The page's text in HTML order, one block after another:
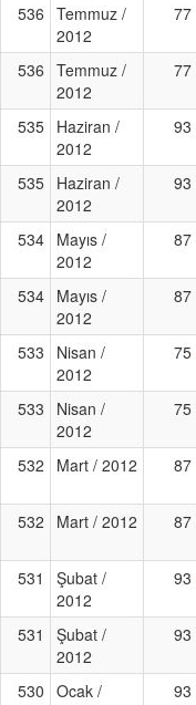
536
Temmuz /
2012
77
536
Temmuz /
2012
77
535 Haziran /
2012
93
535 Haziran /
2012
93
534 Mayıs /
2012
87
534 Mayıs /
2012
87
533
Nisan /
2012
75
533
Nisan /
2012
75
532 Mart / 2012 87
532 Mart / 2012 87
531
Şubat /
2012
93
531
Şubat /
2012
93
530
Ocak /
93